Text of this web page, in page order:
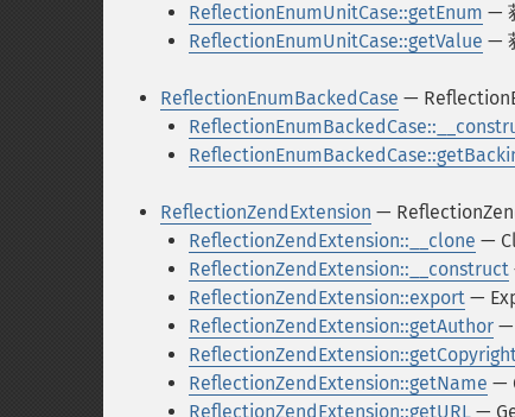
ReflectionEnumUnitCase::getEnum —
ReflectionEnumUnitCase::getValue —
ReflectionEnumBackedCase —
ReflectionZendExtension —
ReflectionZendExtension::__clone —
ReflectionZendExtension::__construct
ReflectionZendExtension::export —
ReflectionZendExtension::getAuthor —
ReflectionZendExtension::getName —
ReflectionZendExtension::getURL —